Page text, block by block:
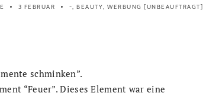
3 FEBRUAR -,BEAUTY,WERBUNG [UNBEAUFTRAGT]
schminken”.
“Feuer”. Dieses Element war eine